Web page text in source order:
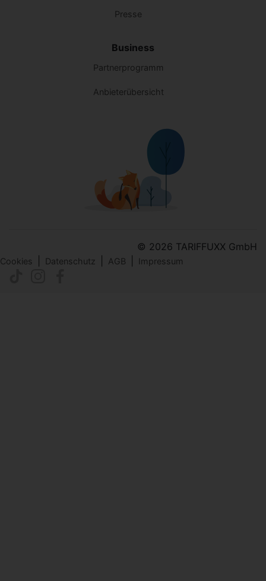
Presse
Business
Partnerprogramm
Anbieterübersicht
© 2026 TARIFFUXX GmbH
Cookies Datenschutz AGB Impressum